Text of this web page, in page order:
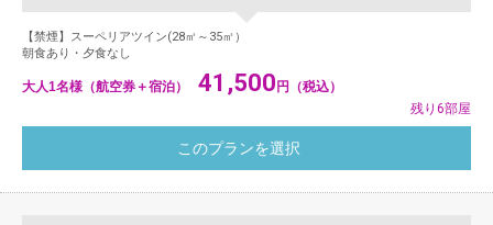
【禁煙】スーペリアツイン(28㎡～35㎡）
朝食あり・夕食なし
大人1名様（航空券＋宿泊） 41,500円（税込）
残り6部屋